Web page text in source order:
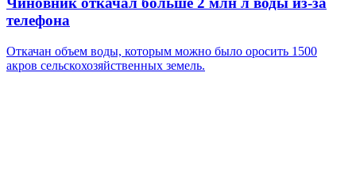
телефона
Откачан объем воды, которым можно было оросить 1500
акров сельскохозяйственных земель.